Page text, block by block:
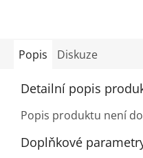
Popis Diskuze
Detailní popis
Popis produktu není
Doplňkové